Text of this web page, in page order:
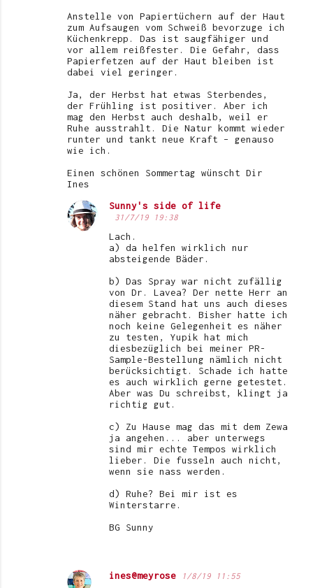
Anstelle von Papiertüchern auf der Haut
zum Aufsaugen vom Schweiß bevorzuge ich
Küchenkrepp. Das ist saugfähiger und
vor allem reißfester. Die Gefahr, dass
Papierfetzen auf der Haut bleiben ist
dabei viel geringer.
Ja, der Herbst hat etwas Sterbendes,
der Frühling ist positiver. Aber ich
mag den Herbst auch deshalb, weil er
Ruhe ausstrahlt. Die Natur kommt wieder
runter und tankt neue Kraft – genauso
wie ich.
Einen schönen Sommertag wünscht Dir
Ines
Sunny's side of life
31/7/19 19:38
Lach.
a) da helfen wirklich nur
absteigende Bäder.
b) Das Spray war nicht zufällig
von Dr. Lavea? Der nette Herr an
diesem Stand hat uns auch dieses
näher gebracht. Bisher hatte ich
noch keine Gelegenheit es näher
zu testen, Yupik hat mich
diesbezüglich bei meiner PR-
Sample-Bestellung nämlich nicht
berücksichtigt. Schade ich hatte
es auch wirklich gerne getestet.
Aber was Du schreibst, klingt ja
richtig gut.
c) Zu Hause mag das mit dem Zewa
ja angehen... aber unterwegs
sind mir echte Tempos wirklich
lieber. Die fusseln auch nicht,
wenn sie nass werden.
d) Ruhe? Bei mir ist es
Winterstarre.
BG Sunny
ines@meyrose 1/8/19 11:55